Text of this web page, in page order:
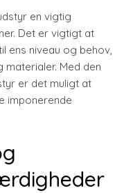
en vigtig
Det er vigtigt at
ens niveau og behov,
Med den
er det muligt at
imponerende